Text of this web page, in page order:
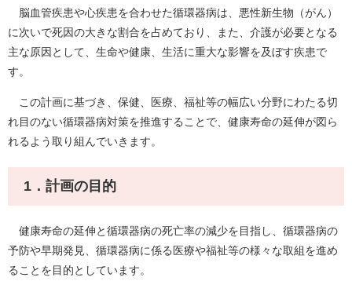
脳血管疾患や心疾患を合わせた循環器病は、悪性新生物（がん）
に次いで死因の大きな割合を占めており、また、介護が必要となる
主な原因として、生命や健康、生活に重大な影響を及ぼす疾患で
す。
この計画に基づき、保健、医療、福祉等の幅広い分野にわたる切
れ目のない循環器病対策を推進することで、健康寿命の延伸が図ら
れるよう取り組んでいきます。
1．計画の目的
健康寿命の延伸と循環器病の死亡率の減少を目指し、循環器病の
予防や早期発見、循環器病に係る医療や福祉等の様々な取組を進め
ることを目的としています。